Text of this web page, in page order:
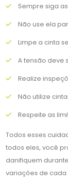
Sempre siga
Não use ela
Limpe a cinta
A tensão deve
Realize
Não utilize
Respeite as
Todos esses
todos eles, você
danifiquem
variações de cada